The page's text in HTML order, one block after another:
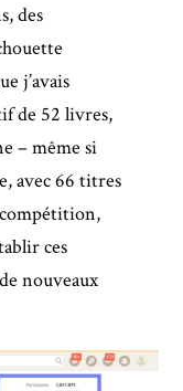
des
j’avais
de 52 livres,
– même si
avec 66 titres
compétition,
ces
nouveaux